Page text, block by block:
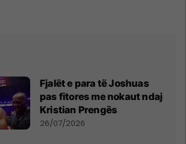
Fjalët e para të Joshuas
pas fitores me nokaut ndaj
Kristian Prengës
26/07/2026